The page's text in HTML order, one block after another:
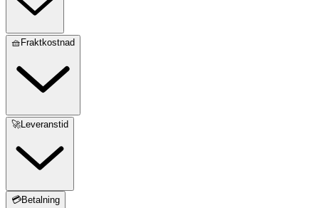
🧺Fraktkostnad
🚀Leveranstid
💳Betalning